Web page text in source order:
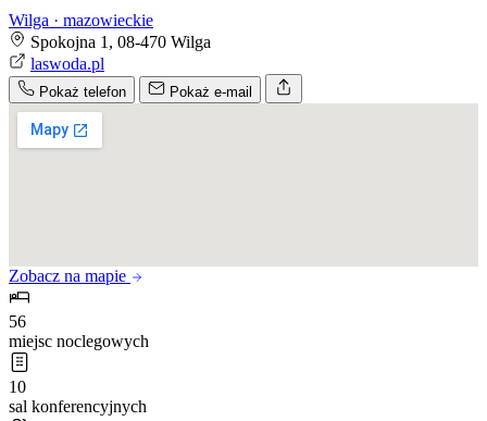
Wilga · mazowieckie
Spokojna 1, 08-470 Wilga
laswoda.pl
Pokaż telefon Pokaż e-mail
Zobacz na mapie
56
miejsc noclegowych
10
sal konferencyjnych